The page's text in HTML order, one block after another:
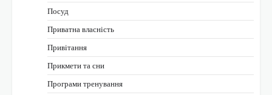
Посуд
Приватна власність
Привітання
Прикмети та сни
Програми тренування